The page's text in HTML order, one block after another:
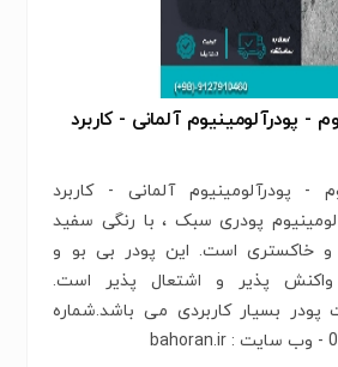
- پودرآلومینیوم آلمانی - کاربرد
- پودرآلومینیوم آلمانی - کاربرد
پودری سبک ، با رنگی سفید
و خاکستری است. این پودر بی بو و
پذیر و اشتعال پذیر است.
پودر بسیار کاربردی می باشد.شماره